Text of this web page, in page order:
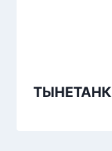
ТЫНЕТАНК